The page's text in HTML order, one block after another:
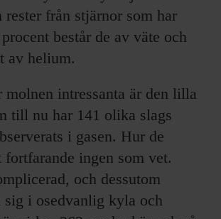
rester från stjärnor som har
består de av väte och
av helium.
molnen intressanta är den lilla
till nu har 141 olika slags
i gasen. Hur de
fortfarande ingen som vet.
och dessutom
sig i osedvanlig kyla och